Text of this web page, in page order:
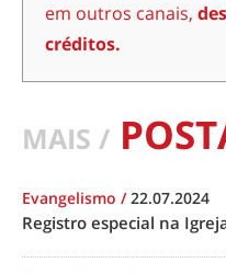
em outros canais,
créditos.
MAIS /
Evangelismo /22.07.2024
Registro especial na